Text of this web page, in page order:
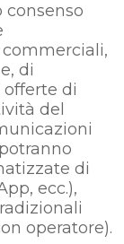
consenso
di
di
del
di
ecc.),
operatore).